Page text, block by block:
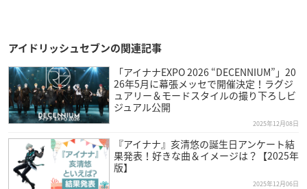
アイドリッシュセブンの関連記事
「アイナナEXPO 2026 “DECENNIUM”」20
26年5月に幕張メッセで開催決定！ラグジ
ュアリー＆モードスタイルの撮り下ろしビ
ジュアル公開
2025年12月08日
『アイナナ』亥清悠の誕生日アンケート結
果発表！好きな曲＆イメージは？【2025年
版】
2025年12月06日